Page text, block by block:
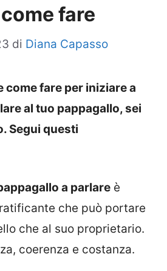
fare
di Diana Capasso
come fare per iniziare a
al tuo pappagallo, sei
Segui questi
a parlare è
che può portare
che al suo proprietario.
coerenza e costanza.